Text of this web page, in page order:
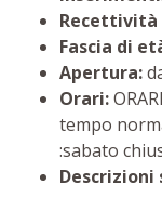
Recettività
Fascia di
Apertura:
Orari:
tempo
:sabato